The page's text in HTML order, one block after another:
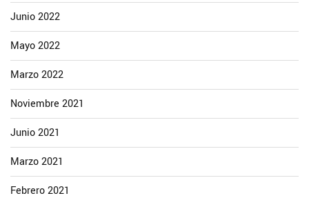
Junio 2022
Mayo 2022
Marzo 2022
Noviembre 2021
Junio 2021
Marzo 2021
Febrero 2021